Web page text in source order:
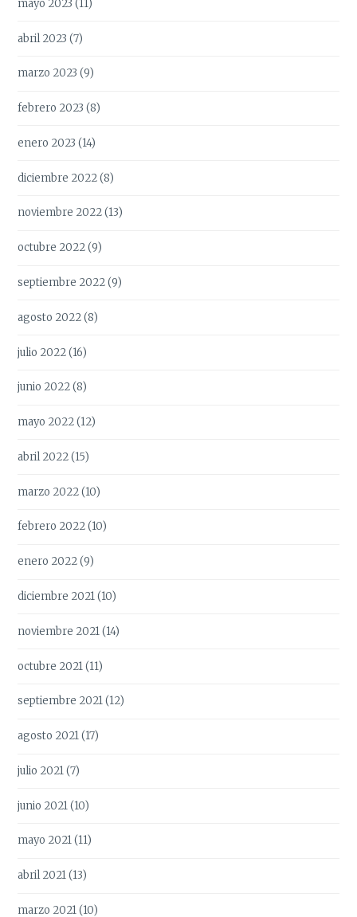
mayo 2023 (11)
abril 2023 (7)
marzo 2023 (9)
febrero 2023 (8)
enero 2023 (14)
diciembre 2022(8)
noviembre 2022(13)
octubre 2022(9)
septiembre 2022(9)
agosto 2022(8)
julio 2022(16)
junio 2022(8)
mayo 2022(12)
abril 2022(15)
marzo 2022(10)
febrero 2022(10)
enero 2022(9)
diciembre 2021(10)
noviembre 2021(14)
octubre 2021(11)
septiembre 2021(12)
agosto 2021(17)
julio 2021(7)
junio 2021(10)
mayo 2021(11)
abril 2021(13)
marzo 2021(10)